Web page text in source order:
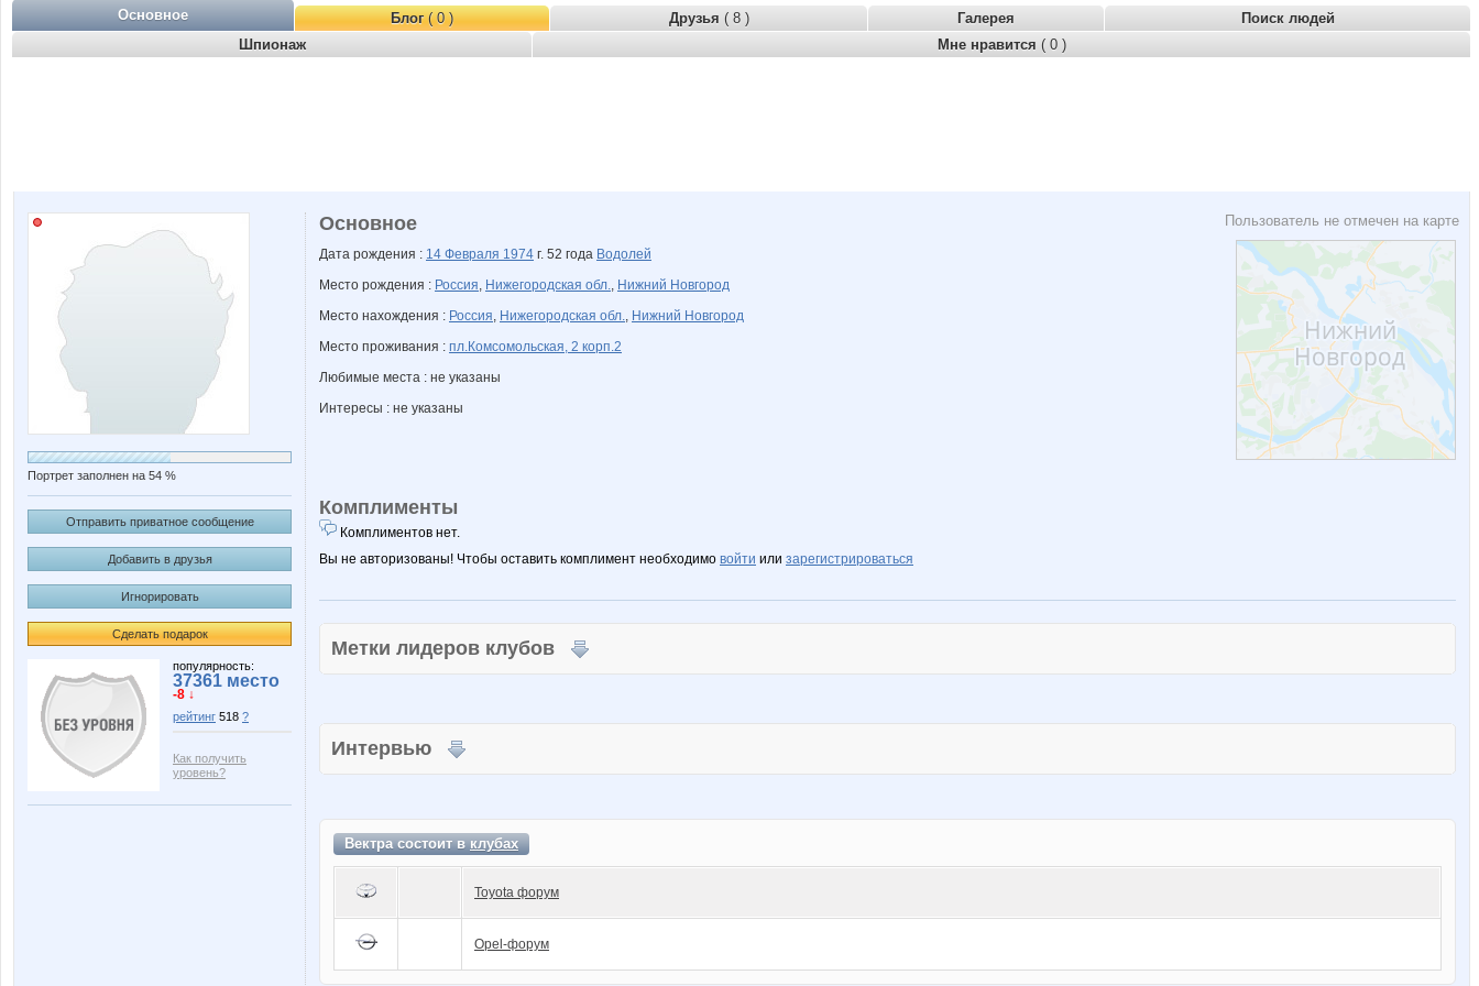
Основное Блог( 0 ) Друзья ( 8 ) Галерея
Поиск людей
Шпионаж
Мне нравится ( 0 )
Портрет заполнен на 54 %
Отправить приватное сообщение
Добавить в друзья
Игнорировать
Сделать подарок
популярность:
37361 место
-8 ↓
рейтинг 518 ?
Как получить
уровень?
Пользователь не отмечен на карте
Основное
Дата рождения : 14 Февраля 1974 г. 52 года Водолей
Место рождения : Россия, Нижегородская обл., Нижний Новгород
Место нахождения : Россия, Нижегородская обл., Нижний Новгород
Место проживания : пл.Комсомольская, 2 корп.2
Любимые места : не указаны
Интересы : не указаны
Комплименты
Комплиментов нет.
Вы не авторизованы! Чтобы оставить комплимент необходимо войти или зарегистрироваться
Метки лидеров клубов
Интервью
Вектра состоит вклубах
Toyota форум
Opel-форум